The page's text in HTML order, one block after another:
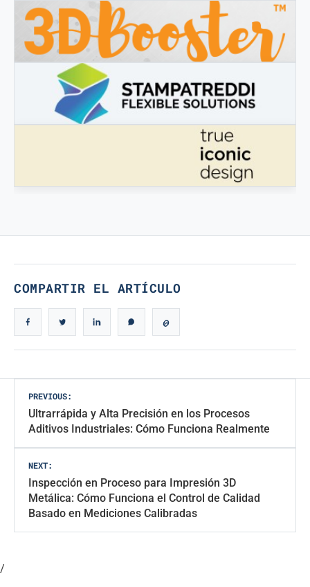
3DBOOSTER
3DBooster - Productos innovadores para impresión 3D
COMPARTIR EL ARTÍCULO
Navegación
de
entradas
PREVIOUS:
Ultrarrápida y Alta Precisión en los Procesos
Aditivos Industriales: Cómo Funciona Realmente
NEXT:
Inspección en Proceso para Impresión 3D
Metálica: Cómo Funciona el Control de Calidad
Basado en Mediciones Calibradas
/